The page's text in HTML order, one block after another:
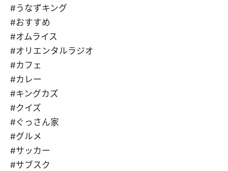
#うなずキング
#おすすめ
#オムライス
#オリエンタルラジオ
#カフェ
#カレー
#キングカズ
#クイズ
#ぐっさん家
#グルメ
#サッカー
#サブスク